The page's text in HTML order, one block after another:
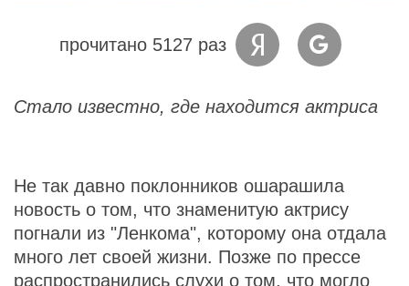
прочитано 5127 раз
Стало известно, где находится актриса
Не так давно поклонников ошарашила
новость о том, что знаменитую актрису
погнали из "Ленкома", которому она отдала
много лет своей жизни. Позже по прессе
распространились слухи о том, что могло